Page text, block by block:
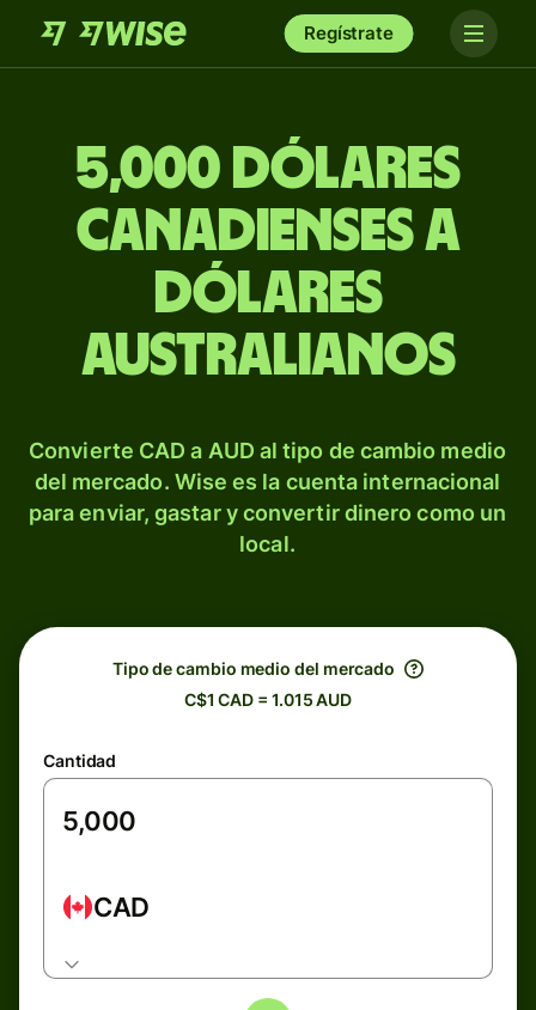
Regístrate
5,000 dólares
canadienses a
dólares
australianos
Convierte CAD a AUD al tipo de cambio medio
del mercado. Wise es la cuenta internacional
para enviar, gastar y convertir dinero como un
local.
Tipo de cambio medio del mercado
C$1 CAD = 1.015 AUD
Cantidad
CAD